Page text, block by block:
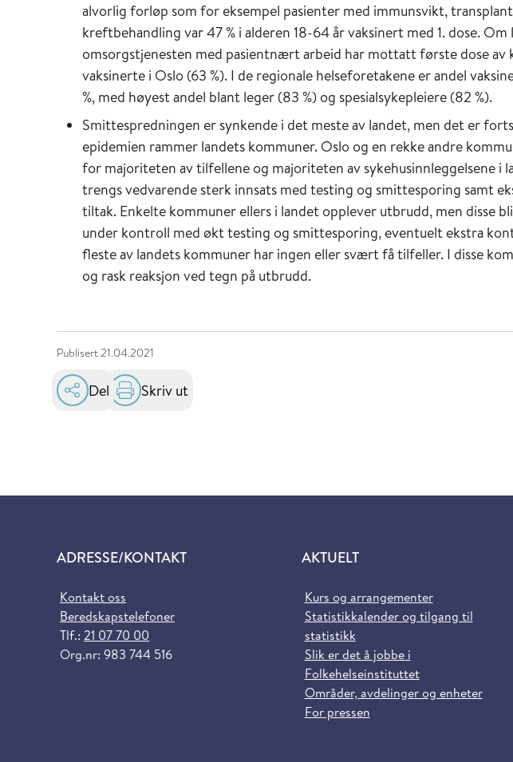
alvorlig forløp som for eksempel pasienter med immunsvikt,
kreftbehandling var 47 % i alderen 18-64 år vaksinert med 1. dose. Om
omsorgstjenesten med pasientnært arbeid har mottatt første dose av
vaksinerte i Oslo (63 %). I de regionale helseforetakene er andel
%, med høyest andel blant leger (83 %) og spesialsykepleiere (82 %).
Smittespredningen er synkende i det meste av landet, men det er
epidemien rammer landets kommuner. Oslo og en rekke andre
for majoriteten av tilfellene og majoriteten av sykehusinnleggelsene i
trengs vedvarende sterk innsats med testing og smittesporing samt
tiltak. Enkelte kommuner ellers i landet opplever utbrudd, men disse
under kontroll med økt testing og smittesporing, eventuelt ekstra
fleste av landets kommuner har ingen eller svært få tilfeller. I disse
og rask reaksjon ved tegn på utbrudd.
Publisert21.04.2021
Del Skriv ut
ADRESSE/KONTAKT
Kontakt oss
Beredskapstelefoner
Tlf.: 21 07 70 00
Org.nr: 983 744 516
AKTUELT
Kurs og arrangementer
Statistikkalender og tilgang til
statistikk
Slik er det å jobbe i
Folkehelseinstituttet
Områder, avdelinger og enheter
For pressen